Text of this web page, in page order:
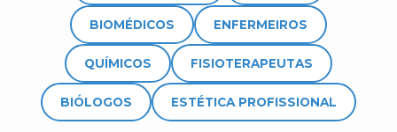
BIOMÉDICOS ENFERMEIROS
QUÍMICOS FISIOTERAPEUTAS
BIÓLOGOS ESTÉTICA PROFISSIONAL